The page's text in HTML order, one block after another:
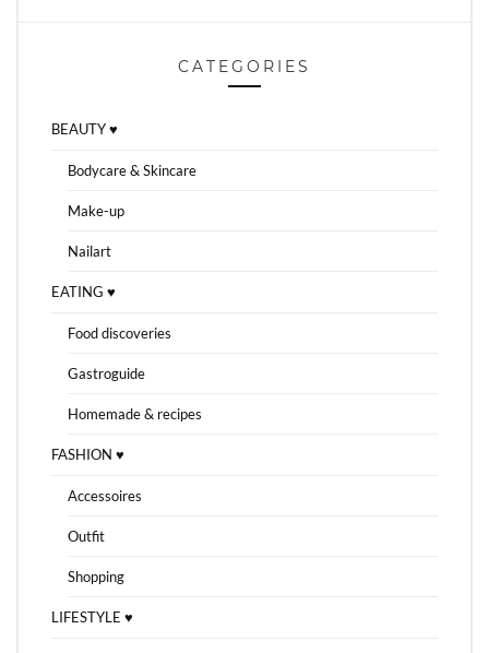
CATEGORIES
BEAUTY ♥
Bodycare & Skincare
Make-up
Nailart
EATING ♥
Food discoveries
Gastroguide
Homemade & recipes
FASHION ♥
Accessoires
Outfit
Shopping
LIFESTYLE ♥